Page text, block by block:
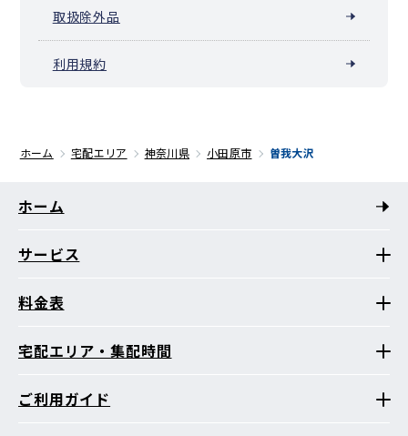
取扱除外品
利用規約
ホーム 宅配エリア 神奈川県 小田原市 曽我大沢
ホーム
サービス
料金表
宅配エリア・集配時間
ご利用ガイド